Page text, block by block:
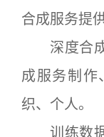
合成服务提
深度合成
成服务制作
织、个人。
训练数据